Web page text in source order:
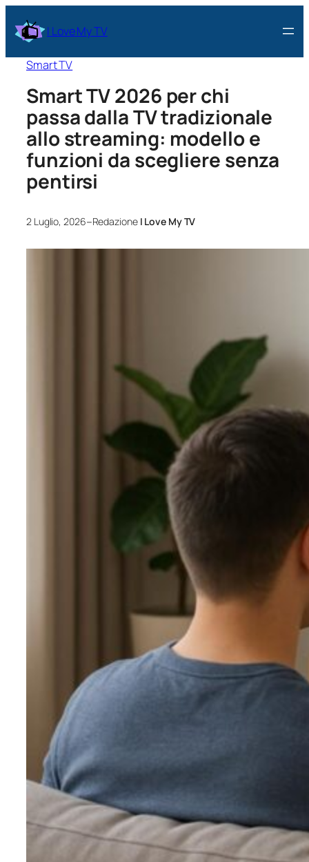
I Love My TV
Smart TV
Smart TV 2026 per chi
passa dalla TV tradizionale
allo streaming: modello e
funzioni da scegliere senza
pentirsi
2 Luglio, 2026–Redazione I Love My TV